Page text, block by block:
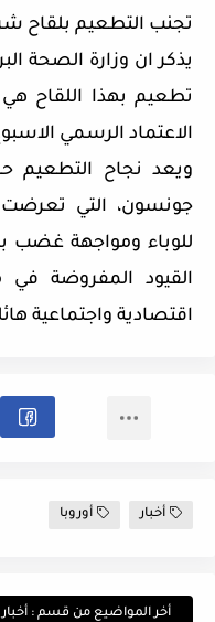
تجنب التطعيم بلقاح
يذكر ان وزارة الصحة
تطعيم بهذا اللقاح
الاعتماد الرسمي
ويعد نجاح التطعيم
جونسون، التي تعرضت
للوباء ومواجهة غضب
القيود المفروضة في
اقتصادية واجتماعية
أخبار أوروبا
أخر المواضيع من قسم : أخبار